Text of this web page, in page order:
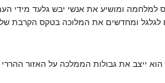
למלחמה ומושיע את אנשי יבש גלעד מידי
לגלגל ומחדשים את המלוכה בטקס הקרבת
ייצב את גבולות הממלכה על האזור ההררי